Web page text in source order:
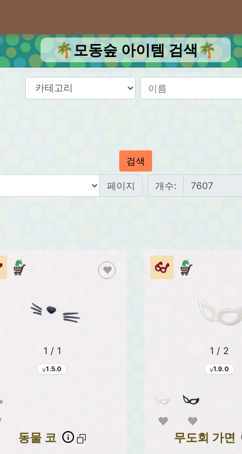
🌴모동숲 아이템 검색🌴
검색
페이지 개수:
1 / 1
1.5.0
동물 코
1 / 2
1.9.0
무도회 가면